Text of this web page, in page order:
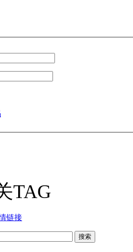
TAG
链接